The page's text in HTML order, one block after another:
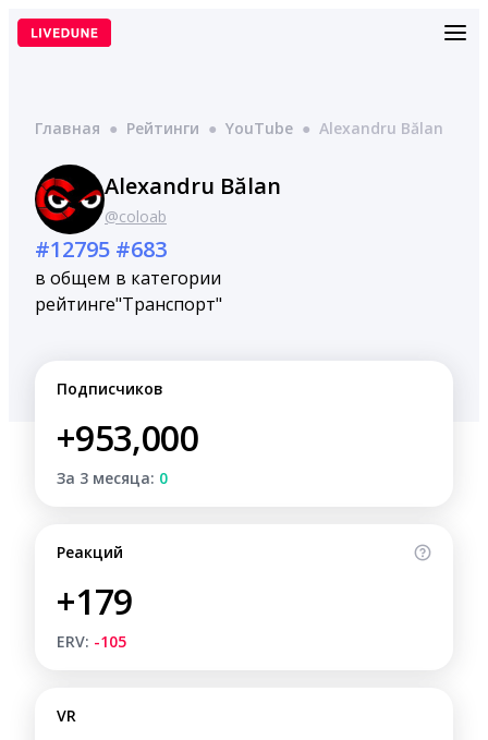
Перейти
Главная ● Рейтинги ● YouTube ● Alexandru Bălan
Alexandru Bălan
@coloab
#12795
в общем
рейтинге
#683
в категории
"Транспорт"
Подписчиков
+953,000
За 3 месяца: 0
Реакций
+179
ERV: -105
VR